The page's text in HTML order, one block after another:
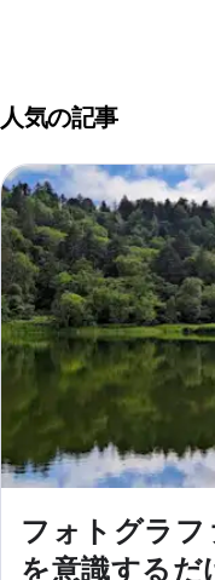
人気の記事
フォトグラフ
を意識する